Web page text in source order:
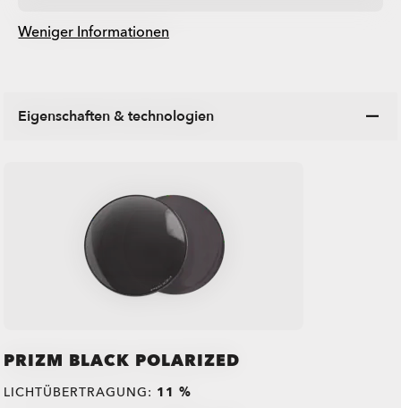
Weniger Informationen
Eigenschaften & technologien
PRIZM BLACK POLARIZED
LICHTÜBERTRAGUNG: 11 %